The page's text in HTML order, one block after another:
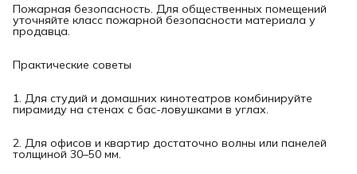
Пожарная безопасность. Для общественных помещений
уточняйте класс пожарной безопасности материала у
продавца.
Практические советы
1. Для студий и домашних кинотеатров комбинируйте
пирамиду на стенах с бас-ловушками в углах.
2. Для офисов и квартир достаточно волны или панелей
толщиной 30–50 мм.